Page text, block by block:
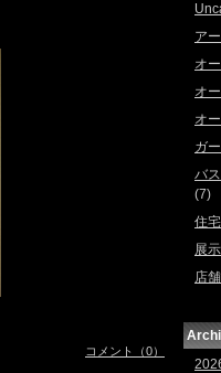
コメント（0）
ア
オ
オ
オ
ガ
バ
(7)
住
展
店